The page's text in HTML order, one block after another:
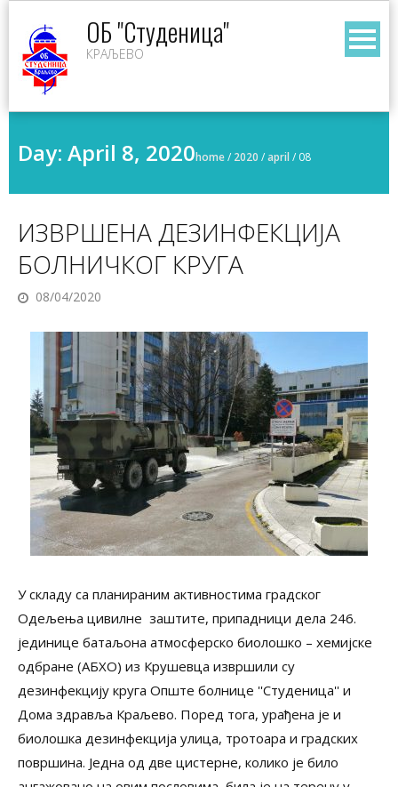
content
ОБ "Студеница"
КРАЉЕВО
Day: April 8, 2020home/ 2020 /april/ 08
ИЗВРШЕНА ДЕЗИНФЕКЦИЈА
БОЛНИЧКОГ КРУГА
08/04/2020
У складу са планираним активностима градског
Одељења цивилне заштите, припадници дела 246.
јединице батаљона атмосферско биолошко – хемијске
одбране (АБХО) из Крушевца извршили су
дезинфекцију круга Опште болнице ''Студеница'' и
Дома здравља Краљево. Поред тога, урађена је и
биолошка дезинфекција улица, тротоара и градских
површина. Једна од две цистерне, колико је било